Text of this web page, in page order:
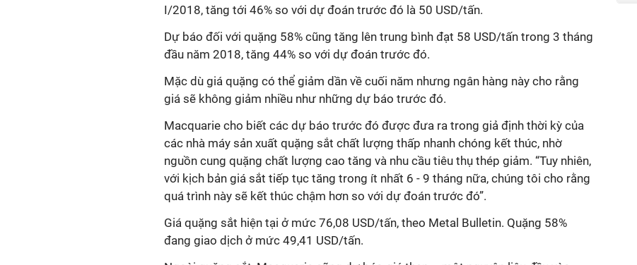
I/2018, tăng tới 46% so với dự đoán trước đó là 50 USD/tấn.
Dự báo đối với quặng 58% cũng tăng lên trung bình đạt 58 USD/tấn trong 3 tháng
đầu năm 2018, tăng 44% so với dự đoán trước đó.
Mặc dù giá quặng có thể giảm dần về cuối năm nhưng ngân hàng này cho rằng
giá sẽ không giảm nhiều như những dự báo trước đó.
Macquarie cho biết các dự báo trước đó được đưa ra trong giả định thời kỳ của
các nhà máy sản xuất quặng sắt chất lượng thấp nhanh chóng kết thúc, nhờ
nguồn cung quặng chất lượng cao tăng và nhu cầu tiêu thụ thép giảm. “Tuy nhiên,
với kịch bản giá sắt tiếp tục tăng trong ít nhất 6 - 9 tháng nữa, chúng tôi cho rằng
quá trình này sẽ kết thúc chậm hơn so với dự đoán trước đó”.
Giá quặng sắt hiện tại ở mức 76,08 USD/tấn, theo Metal Bulletin. Quặng 58%
đang giao dịch ở mức 49,41 USD/tấn.